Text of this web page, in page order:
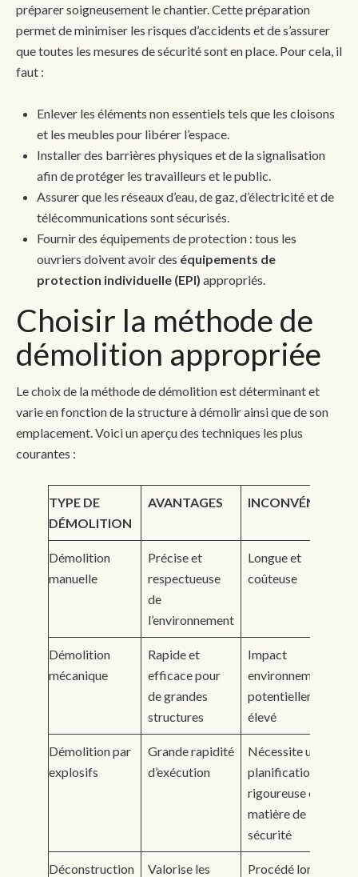
préparer soigneusement le chantier. Cette préparation
permet de minimiser les risques d’accidents et de s’assurer
que toutes les mesures de sécurité sont en place. Pour cela, il
faut :
Enlever les éléments non essentiels tels que les cloisons
et les meubles pour libérer l’espace.
Installer des barrières physiques et de la signalisation
afin de protéger les travailleurs et le public.
Assurer que les réseaux d’eau, de gaz, d’électricité et de
télécommunications sont sécurisés.
Fournir des équipements de protection : tous les
ouvriers doivent avoir des équipements de
protection individuelle (EPI) appropriés.
Choisir la méthode de
démolition appropriée
Le choix de la méthode de démolition est déterminant et
varie en fonction de la structure à démolir ainsi que de son
emplacement. Voici un aperçu des techniques les plus
courantes :
TYPE DE
DÉMOLITION
AVANTAGES INCONVÉNIENTS
Démolition
manuelle
Précise et
respectueuse
de
l’environnement
Longue et
coûteuse
Démolition
mécanique
Rapide et
efficace pour
de grandes
structures
Impact
environnemental
potentiellement
élevé
Démolition par
explosifs
Grande rapidité
d’exécution
Nécessite une
planification
rigoureuse en
matière de
sécurité
Déconstruction
Valorise les
Procédé long avec